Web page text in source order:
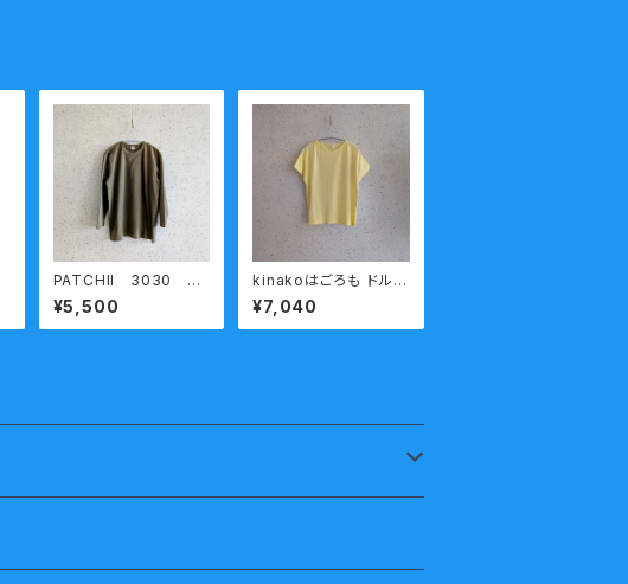
PATCHII 3030 丸
胴天竺七分袖Ｔシャツ
カーキ XXL 熟成コッ
トン 今城メリヤス
¥5,500
kinakoはごろも ドルマ
ン スリーブ 半袖 カット
ソー HT-37
¥7,040